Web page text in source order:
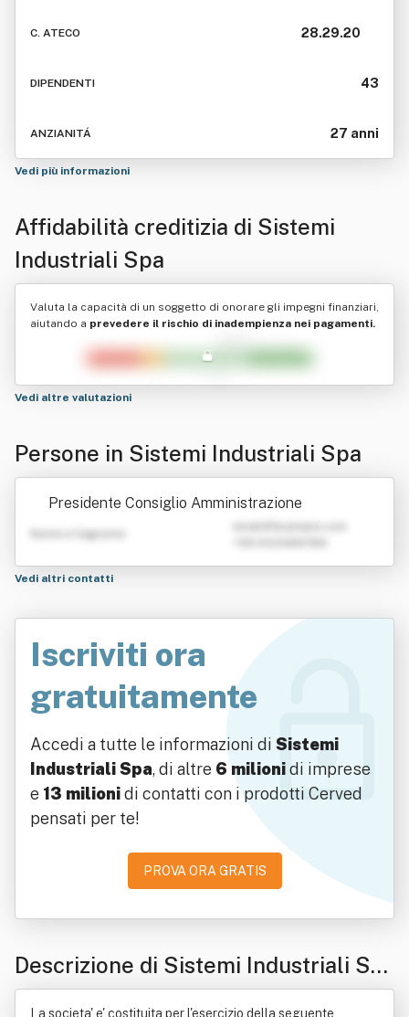
C. ATECO 28.29.20
DIPENDENTI 43
ANZIANITÁ 27 anni
Vedi più informazioni
Affidabilità creditizia di Sistemi
Industriali Spa
Valuta la capacità di un soggetto di onorare gli impegni finanziari,
aiutando a prevedere il rischio di inadempienza nei pagamenti.
Vedi altre valutazioni
Persone in Sistemi Industriali Spa
Presidente Consiglio Amministrazione
Nome e Cognome
Vedi altri contatti
Iscriviti ora
gratuitamente
Accedi a tutte le informazioni di Sistemi
Industriali Spa, di altre 6 milionidi imprese
e 13 milionidi contatti con i prodotti Cerved
pensati per te!
PROVA ORA GRATIS
Descrizione di Sistemi Industriali Sp
a
La societa' e' costituita per l'esercizio della seguente